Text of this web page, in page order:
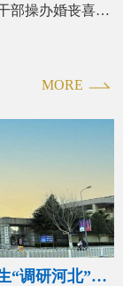
校发（2019）66号 关于进一步规范党员干部操办婚丧喜庆事宜的规定（试行）
MORE
我院学子在2024-2025年度河北省大学生“调研河北”社会调查活动中斩获特等奖！